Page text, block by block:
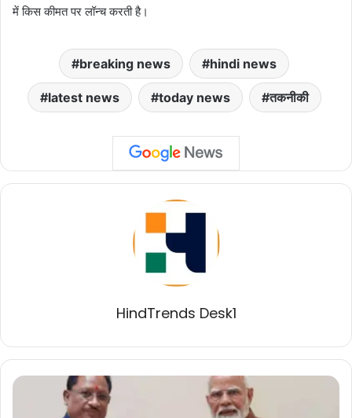
में किस कीमत पर लॉन्च करती है।
breaking news hindi news
latest news today news तकनीकी
HindTrends Desk1
मुख्यमंत्री